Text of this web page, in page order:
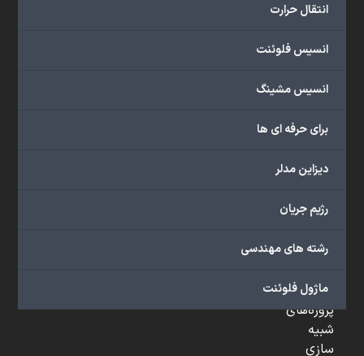
انتقال حرارت
انسیس فلوئنت
انسیس مشینگ
برای حرفه ای ها
دیزاین مدلر
رژیم جریان
رشته های مهندسی
ماژول فلوئنت
می‌دهد.
می‌توانید
خدمات
گروه
شامل
آموزشی،
آموزشی،
تخصصی،
پروژه‌های
شبیه
سازی